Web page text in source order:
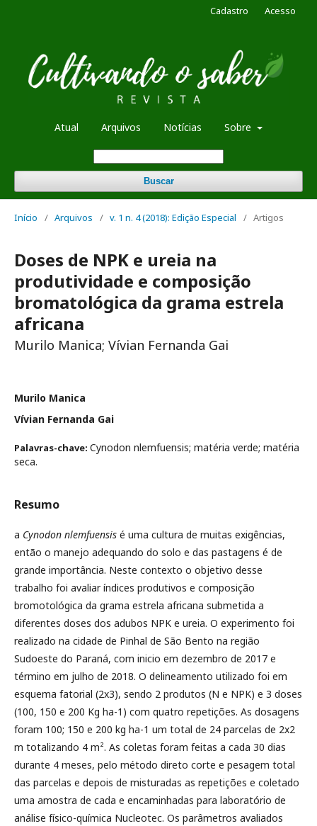
Atual Arquivos Notícias Sobre
Buscar
Cadastro Acesso
Início / Arquivos / v. 1 n. 4 (2018): Edição Especial / Artigos
Doses de NPK e ureia na
produtividade e composição
bromatológica da grama estrela
africana
Murilo Manica; Vívian Fernanda Gai
Murilo Manica
Vívian Fernanda Gai
Palavras-chave: Cynodon nlemfuensis; matéria verde; matéria
seca.
Resumo
a Cynodon nlemfuensis é uma cultura de muitas exigências,
então o manejo adequando do solo e das pastagens é de
grande importância. Neste contexto o objetivo desse
trabalho foi avaliar índices produtivos e composição
bromotológica da grama estrela africana submetida a
diferentes doses dos adubos NPK e ureia. O experimento foi
realizado na cidade de Pinhal de São Bento na região
Sudoeste do Paraná, com inicio em dezembro de 2017 e
término em julho de 2018. O delineamento utilizado foi em
esquema fatorial (2x3), sendo 2 produtos (N e NPK) e 3 doses
(100, 150 e 200 Kg ha-1) com quatro repetições. As dosagens
foram 100; 150 e 200 kg ha-1 um total de 24 parcelas de 2x2
m totalizando 4 m². As coletas foram feitas a cada 30 dias
durante 4 meses, pelo método direto corte e pesagem total
das parcelas e depois de misturadas as repetições e coletado
uma amostra de cada e encaminhadas para laboratório de
análise físico-química Nucleotec. Os parâmetros avaliados